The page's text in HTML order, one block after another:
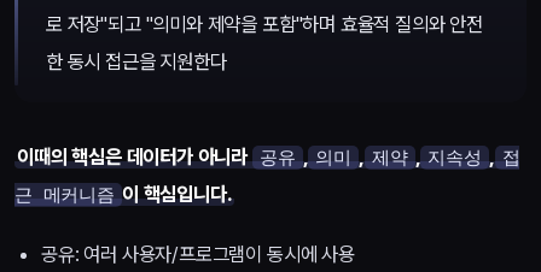
로 저장"되고 "의미와 제약을 포함"하며 효율적 질의와 안전
한 동시 접근을 지원한다
이때의 핵심은 데이터가 아니라 공유 , 의미 , 제약 , 지속성 , 접
근 메커니즘 이 핵심입니다.
공유: 여러 사용자/프로그램이 동시에 사용